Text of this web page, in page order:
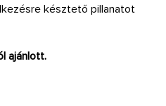
késztető pillanatot
ajánlott.